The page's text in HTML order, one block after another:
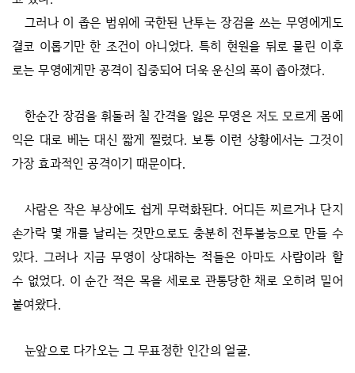
그러나 이 좁은 범위에 국한된 난투는 장검을 쓰는 무영에게도
결코 이롭기만 한 조건이 아니었다. 특히 현원을 뒤로 물린 이후
로는 무영에게만 공격이 집중되어 더욱 운신의 폭이 좁아졌다.
한순간 장검을 휘둘러 칠 간격을 잃은 무영은 저도 모르게 몸에
익은 대로 베는 대신 짧게 찔렀다. 보통 이런 상황에서는 그것이
가장 효과적인 공격이기 때문이다.
사람은 작은 부상에도 쉽게 무력화된다. 어디든 찌르거나 단지
손가락 몇 개를 날리는 것만으로도 충분히 전투불능으로 만들 수
있다. 그러나 지금 무영이 상대하는 적들은 아마도 사람이라 할
수 없었다. 이 순간 적은 목을 세로로 관통당한 채로 오히려 밀어
붙여왔다.
눈앞으로 다가오는 그 무표정한 인간의 얼굴.